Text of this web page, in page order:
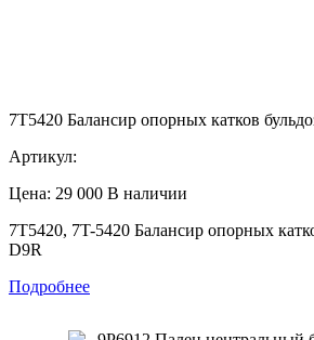
7T5420 Балансир опорных катков
Артикул:
Цена: 29 000 В наличии
7T5420, 7T-5420 Балансир опорных
D9R
Подробнее